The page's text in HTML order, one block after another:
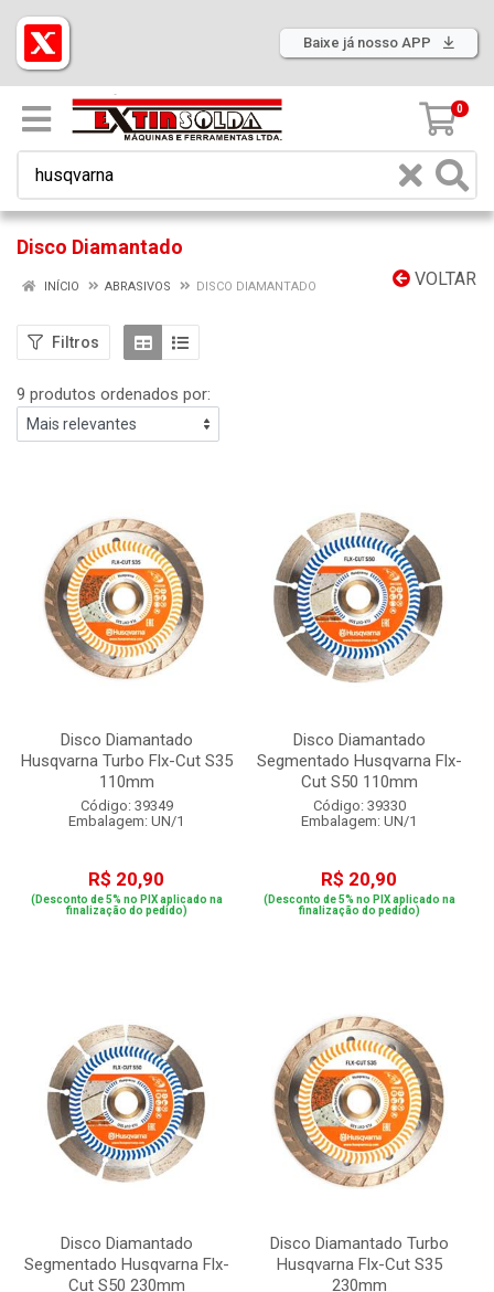
Baixe já nosso APP
0
Disco Diamantado
VOLTAR
INÍCIO ABRASIVOS DISCO DIAMANTADO
Filtros
9 produtos ordenados por:
Disco Diamantado
Husqvarna Turbo Flx-Cut S35
110mm
Código: 39349
Embalagem: UN/1
R$ 20,90
(Desconto de 5% no PIX aplicado na
finalização do pedido)
Disco Diamantado
Segmentado Husqvarna Flx-
Cut S50 110mm
Código: 39330
Embalagem: UN/1
R$ 20,90
(Desconto de 5% no PIX aplicado na
finalização do pedido)
Disco Diamantado
Segmentado Husqvarna Flx-
Cut S50 230mm
Disco Diamantado Turbo
Husqvarna Flx-Cut S35
230mm